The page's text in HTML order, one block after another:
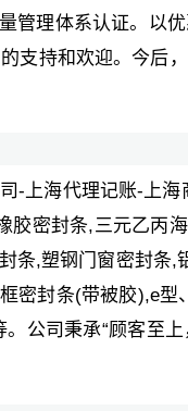
管理体系认证。以
支持和欢迎。今后
-上海代理记账-上
胶密封条,三元乙丙
条,塑钢门窗密封条,
密封条(带被胶),e
公司秉承“顾客至上